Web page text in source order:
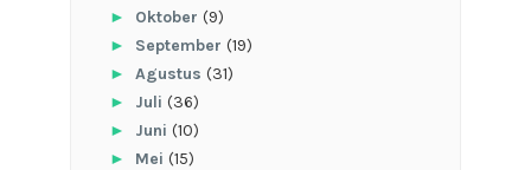
► Oktober (9)
► September (19)
► Agustus (31)
► Juli (36)
► Juni (10)
► Mei (15)